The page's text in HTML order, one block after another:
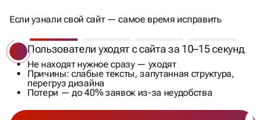
Если узнали свой сайт — самое время исправить
Пользователи уходят с сайта за 10–15 секунд
Не находят нужное сразу — уходят
Причины: слабые тексты, запутанная структура,
перегруз дизайна
Потери — до 40% заявок из-за неудобства